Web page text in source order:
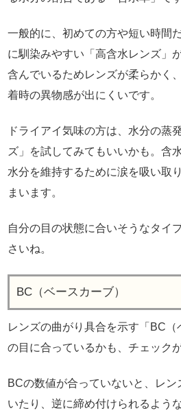
一般的に、初めての方や短い時間
に馴染みやすい「高含水レンズ」
含んでいるためレンズが柔らかく
着時の異物感が出にくいです。
ドライアイ気味の方は、水分の蒸
ズ」を試してみてもいいかも。含
水分を維持するために涙を吸い取
まいます。
自分の目の状態に合いそうなタイ
さいね。
BC（ベースカーブ）
レンズの曲がり具合を示す「BC
の目に合っているかも、チェック
BCの数値が合っていないと、レ
いたり、逆に締め付けられるよう